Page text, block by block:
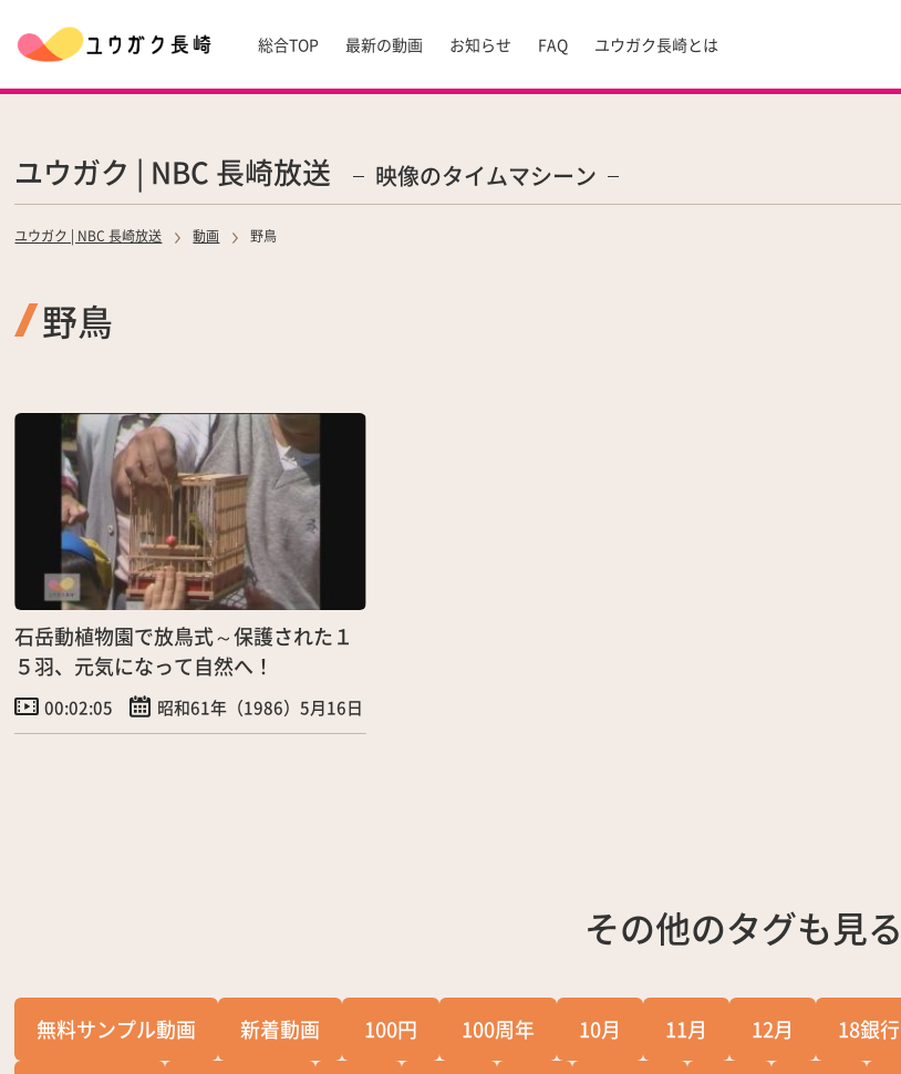
総合TOP 最新の動画 お知らせ FAQ ユウガク長崎とは
ユウガク | NBC 長崎放送 映像のタイムマシーン
ユウガク | NBC 長崎放送 動画 野鳥
野鳥
石岳動植物園で放鳥式～保護された１
５羽、元気になって自然へ！
00:02:05 昭和61年（1986）5月16日
その他のタグも見る
無料サンプル動画 新着動画 100円 100周年 10月 11月 12月 18銀行